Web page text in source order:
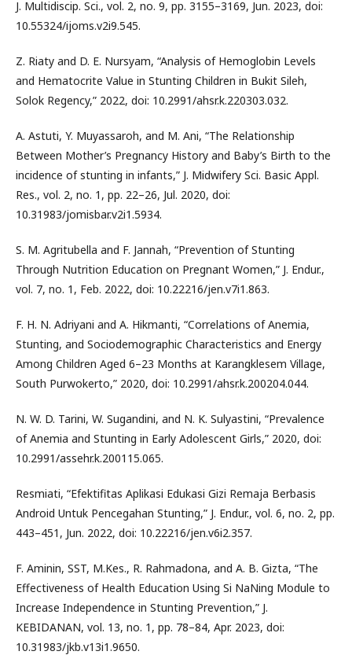
J. Multidiscip. Sci., vol. 2, no. 9, pp. 3155–3169, Jun. 2023, doi:
10.55324/ijoms.v2i9.545.
Z. Riaty and D. E. Nursyam, “Analysis of Hemoglobin Levels
and Hematocrite Value in Stunting Children in Bukit Sileh,
Solok Regency,” 2022, doi: 10.2991/ahsr.k.220303.032.
A. Astuti, Y. Muyassaroh, and M. Ani, “The Relationship
Between Mother’s Pregnancy History and Baby’s Birth to the
incidence of stunting in infants,” J. Midwifery Sci. Basic Appl.
Res., vol. 2, no. 1, pp. 22–26, Jul. 2020, doi:
10.31983/jomisbar.v2i1.5934.
S. M. Agritubella and F. Jannah, “Prevention of Stunting
Through Nutrition Education on Pregnant Women,” J. Endur.,
vol. 7, no. 1, Feb. 2022, doi: 10.22216/jen.v7i1.863.
F. H. N. Adriyani and A. Hikmanti, “Correlations of Anemia,
Stunting, and Sociodemographic Characteristics and Energy
Among Children Aged 6–23 Months at Karangklesem Village,
South Purwokerto,” 2020, doi: 10.2991/ahsr.k.200204.044.
N. W. D. Tarini, W. Sugandini, and N. K. Sulyastini, “Prevalence
of Anemia and Stunting in Early Adolescent Girls,” 2020, doi:
10.2991/assehr.k.200115.065.
Resmiati, “Efektifitas Aplikasi Edukasi Gizi Remaja Berbasis
Android Untuk Pencegahan Stunting,” J. Endur., vol. 6, no. 2, pp.
443–451, Jun. 2022, doi: 10.22216/jen.v6i2.357.
F. Aminin, SST, M.Kes., R. Rahmadona, and A. B. Gizta, “The
Effectiveness of Health Education Using Si NaNing Module to
Increase Independence in Stunting Prevention,” J.
KEBIDANAN, vol. 13, no. 1, pp. 78–84, Apr. 2023, doi:
10.31983/jkb.v13i1.9650.